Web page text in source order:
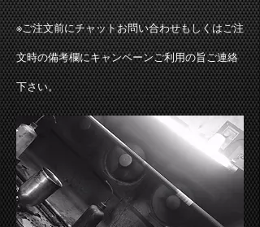
​※ご注文前にチャットお問い合わせもしくはご注
文時の備考欄にキャンペーンご利用の旨ご連絡
下さい。